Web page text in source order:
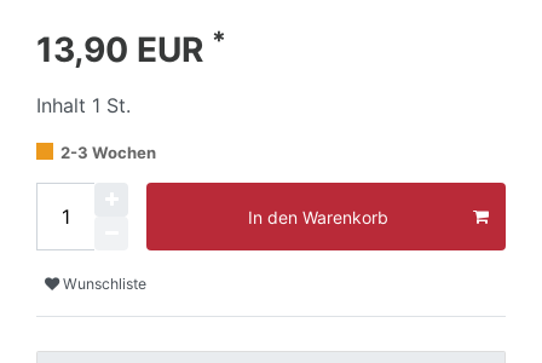
13,90 EUR *
Inhalt 1 St.
2-3 Wochen
In den Warenkorb
Wunschliste